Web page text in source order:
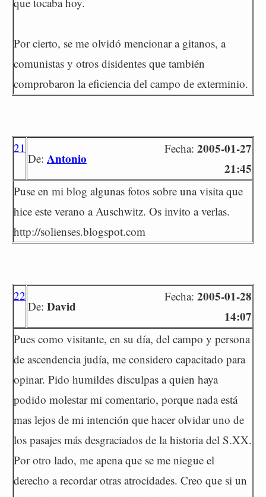
Por cierto, se me olvidó mencionar a gitanos, a
comunistas y otros disidentes que también
comprobaron la eficiencia del campo de exterminio.
21
De: Antonio
Fecha: 2005-01-27
21:45
Puse en mi blog algunas fotos sobre una visita que
hice este verano a Auschwitz. Os invito a verlas.
http://solienses.blogspot.com
22
De: David
Fecha: 2005-01-28
14:07
Pues como visitante, en su día, del campo y persona
de ascendencia judía, me considero capacitado para
opinar. Pido humildes disculpas a quien haya
podido molestar mi comentario, porque nada está
mas lejos de mi intención que hacer olvidar uno de
los pasajes más desgraciados de la historia del S.XX.
Por otro lado, me apena que se me niegue el
derecho a recordar otras atrocidades. Creo que si un